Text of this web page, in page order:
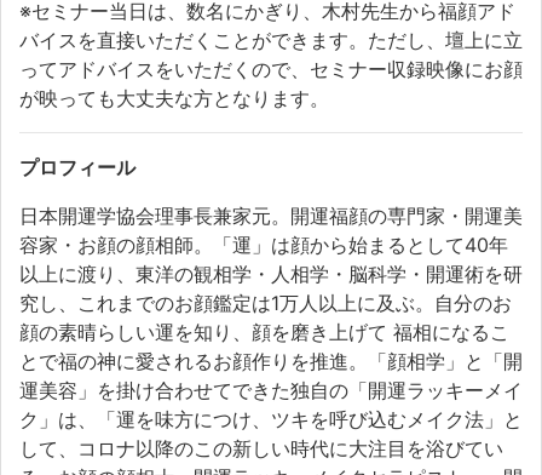
※セミナー当日は、数名にかぎり、木村先生から福顔アド
バイスを直接いただくことができます。ただし、壇上に立
ってアドバイスをいただくので、セミナー収録映像にお顔
が映っても大丈夫な方となります。
プロフィール
日本開運学協会理事長兼家元。開運福顔の専門家・開運美
容家・お顔の顔相師。「運」は顔から始まるとして40年
以上に渡り、東洋の観相学・人相学・脳科学・開運術を研
究し、これまでのお顔鑑定は1万人以上に及ぶ。自分のお
顔の素晴らしい運を知り、顔を磨き上げて 福相になるこ
とで福の神に愛されるお顔作りを推進。「顔相学」と「開
運美容」を掛け合わせてできた独自の「開運ラッキーメイ
ク」は、「運を味方につけ、ツキを呼び込むメイク法」と
して、コロナ以降のこの新しい時代に大注目を浴びてい